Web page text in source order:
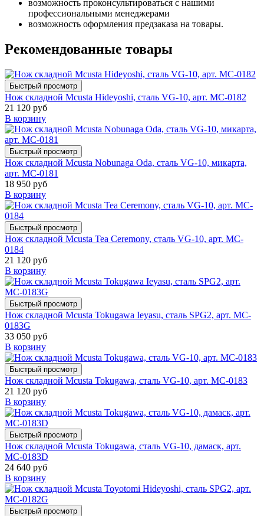
возможность проконсультироваться с нашими
профессиональными менеджерами
возможность оформления предзаказа на товары.
Рекомендованные товары
Быстрый просмотр
Нож складной Mcusta Hideyoshi, сталь VG-10, арт. MC-0182
21 120 руб
В корзину
Быстрый просмотр
Нож складной Mcusta Nobunaga Oda, сталь VG-10, микарта,
арт. MC-0181
18 950 руб
В корзину
Быстрый просмотр
Нож складной Mcusta Tea Ceremony, сталь VG-10, арт. MC-
0184
21 120 руб
В корзину
Быстрый просмотр
Нож складной Mcusta Tokugawa Ieyasu, сталь SPG2, арт. MC-
0183G
33 050 руб
В корзину
Быстрый просмотр
Нож складной Mcusta Tokugawa, сталь VG-10, арт. MC-0183
21 120 руб
В корзину
Быстрый просмотр
Нож складной Mcusta Tokugawa, сталь VG-10, дамаск, арт.
MC-0183D
24 640 руб
В корзину
Быстрый просмотр